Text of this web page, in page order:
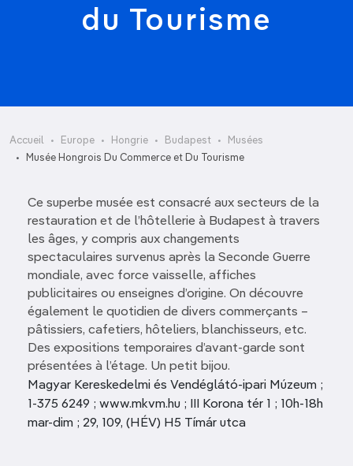
du Tourisme
Accueil Europe Hongrie Budapest
Musées
Musée Hongrois Du Commerce et Du Tourisme
Ce superbe musée est consacré aux secteurs de la
restauration et de l’hôtellerie à Budapest à travers
les âges, y compris aux changements
spectaculaires survenus après la Seconde Guerre
mondiale, avec force vaisselle, affiches
publicitaires ou enseignes d’origine. On découvre
également le quotidien de divers commerçants –
pâtissiers, cafetiers, hôteliers, blanchisseurs, etc.
Des expositions temporaires d’avant-garde sont
présentées à l’étage. Un petit bijou.
Magyar Kereskedelmi és Vendéglátó-ipari Múzeum ;
1-375 6249 ; www.mkvm.hu ; III Korona tér 1 ; 10h-18h
mar-dim ; 29, 109, (HÉV) H5 Tímár utca